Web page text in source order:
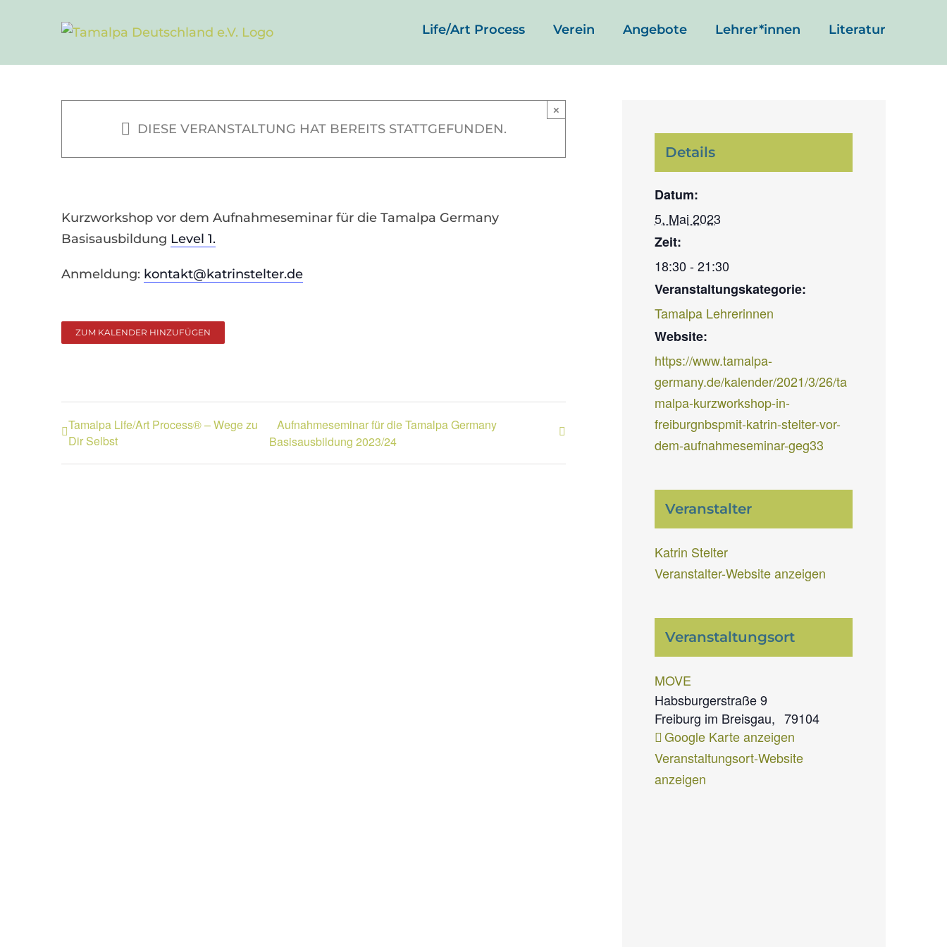
Life/Art Process Verein Angebote Lehrer*innen Literatur
DIESE VERANSTALTUNG HAT BEREITS STATTGEFUNDEN.
×
TLAP Abend – „Balance“
5. Mai 2023 | 18:30- 21:30
Kurzworkshop vor dem Aufnahmeseminar für die Tamalpa Germany
Basisausbildung Level 1.
Anmeldung: kontakt@katrinstelter.de
ZUM KALENDER HINZUFÜGEN
Tamalpa Life/Art Process® – Wege zu
Dir Selbst
Aufnahmeseminar für die Tamalpa Germany
Basisausbildung 2023/24
Details
Datum:
5. Mai 2023
Zeit:
18:30 - 21:30
Veranstaltungskategorie:
Tamalpa Lehrerinnen
Website:
https://www.tamalpa-
germany.de/kalender/2021/3/26/ta
malpa-kurzworkshop-in-
freiburgnbspmit-katrin-stelter-vor-
dem-aufnahmeseminar-geg33
Veranstalter
Katrin Stelter
Veranstalter-Website anzeigen
Veranstaltungsort
MOVE
Habsburgerstraße 9
Freiburg im Breisgau, 79104
Google Karte anzeigen
Veranstaltungsort-Website
anzeigen